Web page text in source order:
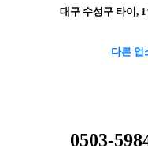
대구 수성구 타이,
다른 업
0503-